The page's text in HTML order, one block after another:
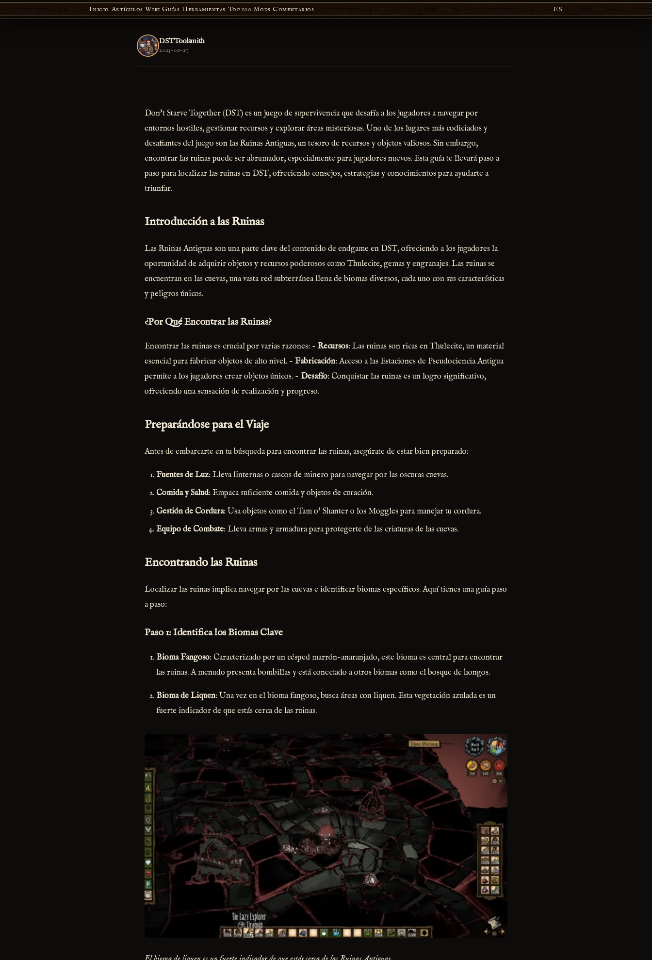
Inicio Artículos Wiki Guías Herramientas Top 100 Mods Comentarios ES
DSTToolsmith
2025-09-27
Don't Starve Together (DST) es un juego de supervivencia que desafía a los jugadores a navegar por
entornos hostiles, gestionar recursos y explorar áreas misteriosas. Uno de los lugares más codiciados y
desafiantes del juego son las Ruinas Antiguas, un tesoro de recursos y objetos valiosos. Sin embargo,
encontrar las ruinas puede ser abrumador, especialmente para jugadores nuevos. Esta guía te llevará paso a
paso para localizar las ruinas en DST, ofreciendo consejos, estrategias y conocimientos para ayudarte a
triunfar.
Introducción a las Ruinas
Las Ruinas Antiguas son una parte clave del contenido de endgame en DST, ofreciendo a los jugadores la
oportunidad de adquirir objetos y recursos poderosos como Thulecite, gemas y engranajes. Las ruinas se
encuentran en las cuevas, una vasta red subterránea llena de biomas diversos, cada uno con sus características
y peligros únicos.
¿Por Qué Encontrar las Ruinas?
Encontrar las ruinas es crucial por varias razones: - Recursos: Las ruinas son ricas en Thulecite, un material
esencial para fabricar objetos de alto nivel. - Fabricación: Acceso a las Estaciones de Pseudociencia Antigua
permite a los jugadores crear objetos únicos. - Desafío: Conquistar las ruinas es un logro significativo,
ofreciendo una sensación de realización y progreso.
Preparándose para el Viaje
Antes de embarcarte en tu búsqueda para encontrar las ruinas, asegúrate de estar bien preparado:
Fuentes de Luz: Lleva linternas o cascos de minero para navegar por las oscuras cuevas.
Comida y Salud: Empaca suficiente comida y objetos de curación.
Gestión de Cordura: Usa objetos como el Tam o' Shanter o los Moggles para manejar tu cordura.
Equipo de Combate: Lleva armas y armadura para protegerte de las criaturas de las cuevas.
Encontrando las Ruinas
Localizar las ruinas implica navegar por las cuevas e identificar biomas específicos. Aquí tienes una guía paso
a paso:
Paso 1: Identifica los Biomas Clave
Bioma Fangoso: Caracterizado por un césped marrón-anaranjado, este bioma es central para encontrar
las ruinas. A menudo presenta bombillas y está conectado a otros biomas como el bosque de hongos.
Bioma de Liquen: Una vez en el bioma fangoso, busca áreas con liquen. Esta vegetación azulada es un
fuerte indicador de que estás cerca de las ruinas.